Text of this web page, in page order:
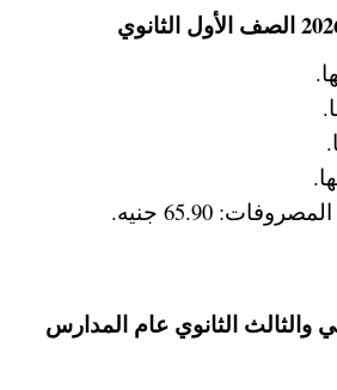
65.90 جنيه.
والثالث الثانوي عام المدارس